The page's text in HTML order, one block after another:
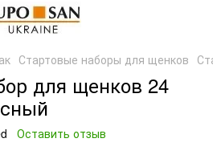
Стартовые наборы для щенков
для щенков 24
Оставить отзыв